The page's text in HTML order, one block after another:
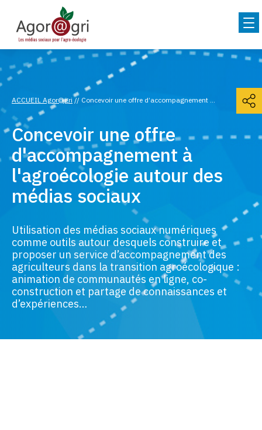
ACCUEIL Agor@gri // Concevoir une offre d’accompagnement à l’agroécologie autour des médias sociaux
Concevoir une offre
d'accompagnement à
l'agroécologie autour des
médias sociaux
Utilisation des médias sociaux numériques
comme outils autour desquels construire et
proposer un service d’accompagnement des
agriculteurs dans la transition agroécologique :
animation de communautés en ligne, co-
construction et partage de connaissances et
d’expériences…